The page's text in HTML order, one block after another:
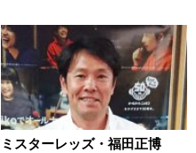
ミスターレッズ・福田正博